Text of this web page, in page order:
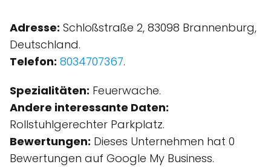
Adresse: Schloßstraße 2, 83098 Brannenburg,
Deutschland.
Telefon: 8034707367.
Spezialitäten: Feuerwache.
Andere interessante Daten:
Rollstuhlgerechter Parkplatz.
Bewertungen: Dieses Unternehmen hat 0
Bewertungen auf Google My Business.